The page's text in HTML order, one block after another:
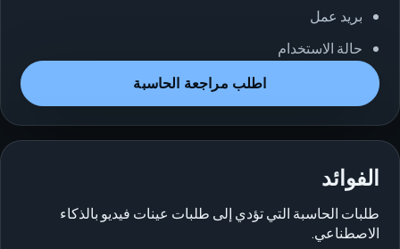
بريد عمل
حالة الاستخدام
اطلب مراجعة الحاسبة
الفوائد
طلبات الحاسبة التي تؤدي إلى طلبات عينات فيديو بالذكاء
الاصطناعي.